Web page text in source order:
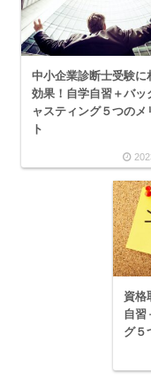
中小企業診断士受験に
効果！自学自習＋バッ
ャスティング５つのメ
ト
資格
自習
グ５